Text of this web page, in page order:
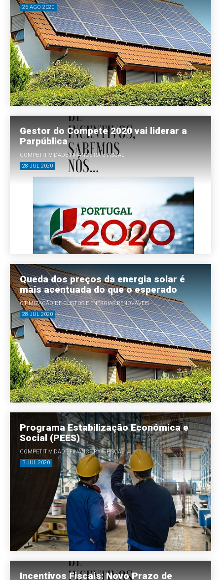
26 AGO 2020
Gestor do Compete 2020 vai liderar a
Parpública
COMPETITIVIDADE FINANCEIRA E FISCAL
28 JUL 2020
Queda dos preços da energia solar é
mais acentuada do que o esperado
OTIMIZAÇÃO DE CUSTOS E ENERGIAS RENOVÁVEIS
28 JUL 2020
Programa Estabilização Económica e
Social (PEES)
COMPETITIVIDADE FINANCEIRA E FISCAL
3 JUL 2020
Incentivos Fiscais: Novo Prazo de